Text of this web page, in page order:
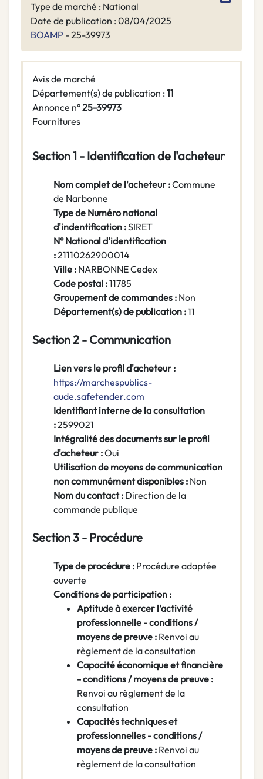
Type de marché : National
Date de publication : 08/04/2025
BOAMP - 25-39973
Avis de marché
Département(s) de publication : 11
Annonce n°25-39973
Fournitures
Section 1 - Identification de l'acheteur
Nom complet de l'acheteur :Commune
de Narbonne
Type de Numéro national
d'indentification :SIRET
N° National d'identification
:21110262900014
Ville : NARBONNE Cedex
Code postal :11785
Groupement de commandes : Non
Département(s) de publication :11
Section 2 - Communication
Lien vers le profil d'acheteur :
https://marchespublics-
aude.safetender.com
Identifiant interne de la consultation
:2599021
Intégralité des documents sur le profil
d'acheteur :Oui
Utilisation de moyens de communication
non communément disponibles : Non
Nom du contact : Direction de la
commande publique
Section 3 - Procédure
Type de procédure : Procédure adaptée
ouverte
Conditions de participation :
Aptitude à exercer l'activité
professionnelle - conditions /
moyens de preuve : Renvoi au
règlement de la consultation
Capacité économique et financière
- conditions / moyens de preuve :
Renvoi au règlement de la
consultation
Capacités techniques et
professionnelles - conditions /
moyens de preuve : Renvoi au
règlement de la consultation